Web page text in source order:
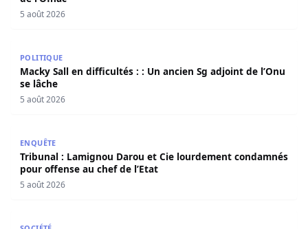
5 août 2026
POLITIQUE
Macky Sall en difficultés : : Un ancien Sg adjoint de l’Onu
se lâche
5 août 2026
ENQUÊTE
Tribunal : Lamignou Darou et Cie lourdement condamnés
pour offense au chef de l’Etat
5 août 2026